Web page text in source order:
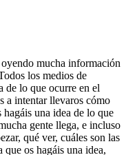
oyendo mucha información
los medios de
de lo que ocurre en el
a intentar llevaros cómo
hagáis una idea de lo que
gente llega, e incluso
qué ver, cuáles son las
os hagáis una idea,